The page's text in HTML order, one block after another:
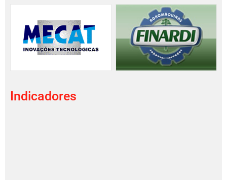
Indicadores